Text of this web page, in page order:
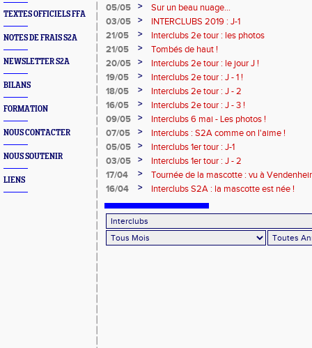
TEXTES OFFICIELS FFA
NOTES DE FRAIS S2A
NEWSLETTER S2A
BILANS
FORMATION
NOUS CONTACTER
NOUS SOUTENIR
LIENS
05/05
>
Sur un beau nuage...
03/05
>
INTERCLUBS 2019 : J-1
21/05
>
Interclubs 2e tour : les photos
21/05
>
Tombés de haut !
20/05
>
Interclubs 2e tour : le jour J !
19/05
>
Interclubs 2e tour : J - 1 !
18/05
>
Interclubs 2e tour : J - 2
16/05
>
Interclubs 2e tour : J - 3 !
09/05
>
Interclubs 6 mai - Les photos !
07/05
>
Interclubs : S2A comme on l'aime !
05/05
>
Interclubs 1er tour : J-1
03/05
>
Interclubs 1er tour : J - 2
17/04
>
Tournée de la mascotte : vu à
16/04
> Interclubs S2A : la mascotte est née !